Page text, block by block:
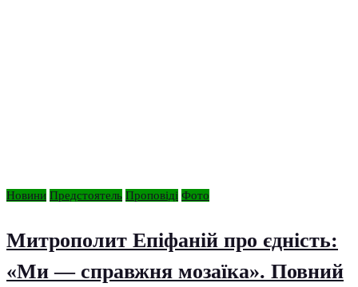
Новини Предстоятель Проповіді Фото
Митрополит Епіфаній про єдність:
«Ми — справжня мозаїка». Повний